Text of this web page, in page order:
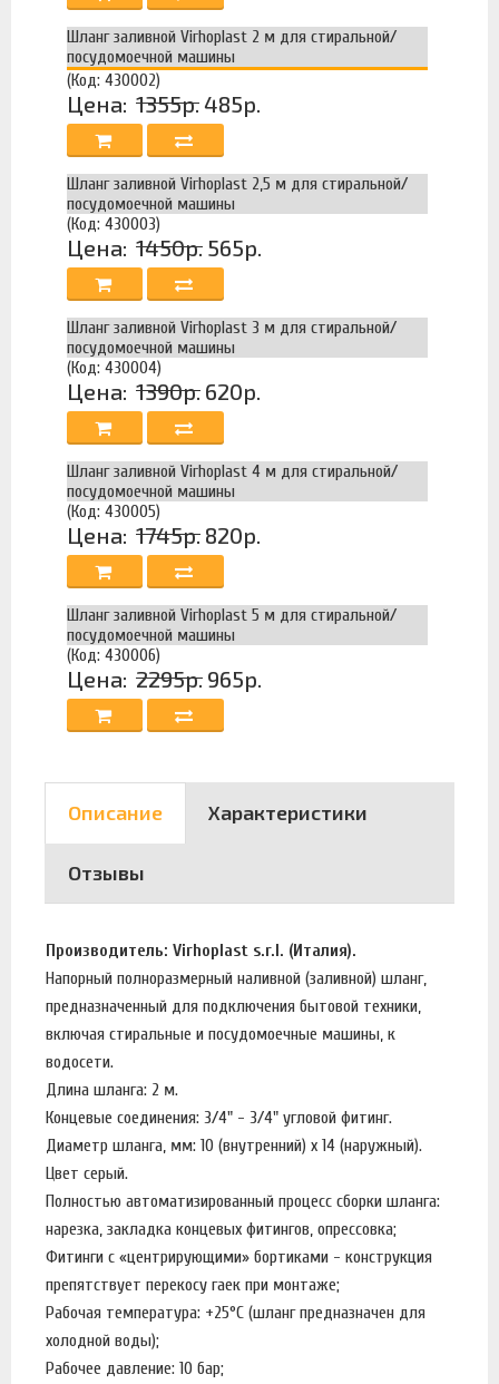
Шланг заливной Virhoplast 2 м для стиральной/
посудомоечной машины
(Код: 430002)
Цена: 1355р. 485р.
Шланг заливной Virhoplast 2,5 м для стиральной/
посудомоечной машины
(Код: 430003)
Цена: 1450р. 565р.
Шланг заливной Virhoplast 3 м для стиральной/
посудомоечной машины
(Код: 430004)
Цена: 1390р. 620р.
Шланг заливной Virhoplast 4 м для стиральной/
посудомоечной машины
(Код: 430005)
Цена: 1745р. 820р.
Шланг заливной Virhoplast 5 м для стиральной/
посудомоечной машины
(Код: 430006)
Цена: 2295р. 965р.
Описание Характеристики
Отзывы
Производитель: Virhoplast s.r.l. (Италия).
Напорный полноразмерный наливной (заливной) шланг,
предназначенный для подключения бытовой техники,
включая стиральные и посудомоечные машины, к
водосети.
Длина шланга: 2 м.
Концевые соединения: 3/4" - 3/4" угловой фитинг.
Диаметр шланга, мм: 10 (внутренний) х 14 (наружный).
Цвет серый.
Полностью автоматизированный процесс сборки шланга:
нарезка, закладка концевых фитингов, опрессовка;
Фитинги с «центрирующими» бортиками - конструкция
препятствует перекосу гаек при монтаже;
Рабочая температура: +25°C (шланг предназначен для
холодной воды);
Рабочее давление: 10 бар;